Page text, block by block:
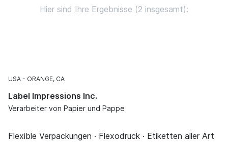
Hier sind Ihre Ergebnisse (2 insgesamt):
USA ORANGE, CA
Label Impressions Inc.
Verarbeiter von Papier und Pappe
Flexible Verpackungen · Flexodruck · Etiketten aller Art